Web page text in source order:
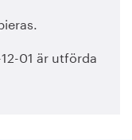
01 är utförda